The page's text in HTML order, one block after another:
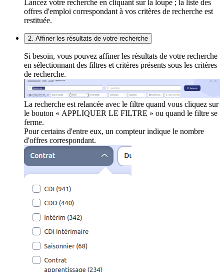
Lancez votre recherche en cliquant sur la loupe ; la liste des
offres d'emploi correspondant à vos critères de recherche est
restituée.
2. Affiner les résultats de votre recherche
Si besoin, vous pouvez affiner les résultats de votre recherche
en sélectionnant des filtres et critères présents sous les critères
de recherche.
La recherche est relancée avec le filtre quand vous cliquez sur
le bouton « APPLIQUER LE FILTRE » ou quand le filtre se
ferme.
Pour certains d'entre eux, un compteur indique le nombre
d'offres correspondant.